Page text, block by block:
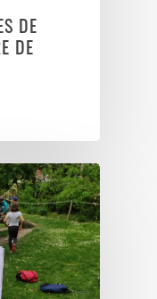
DE
DE